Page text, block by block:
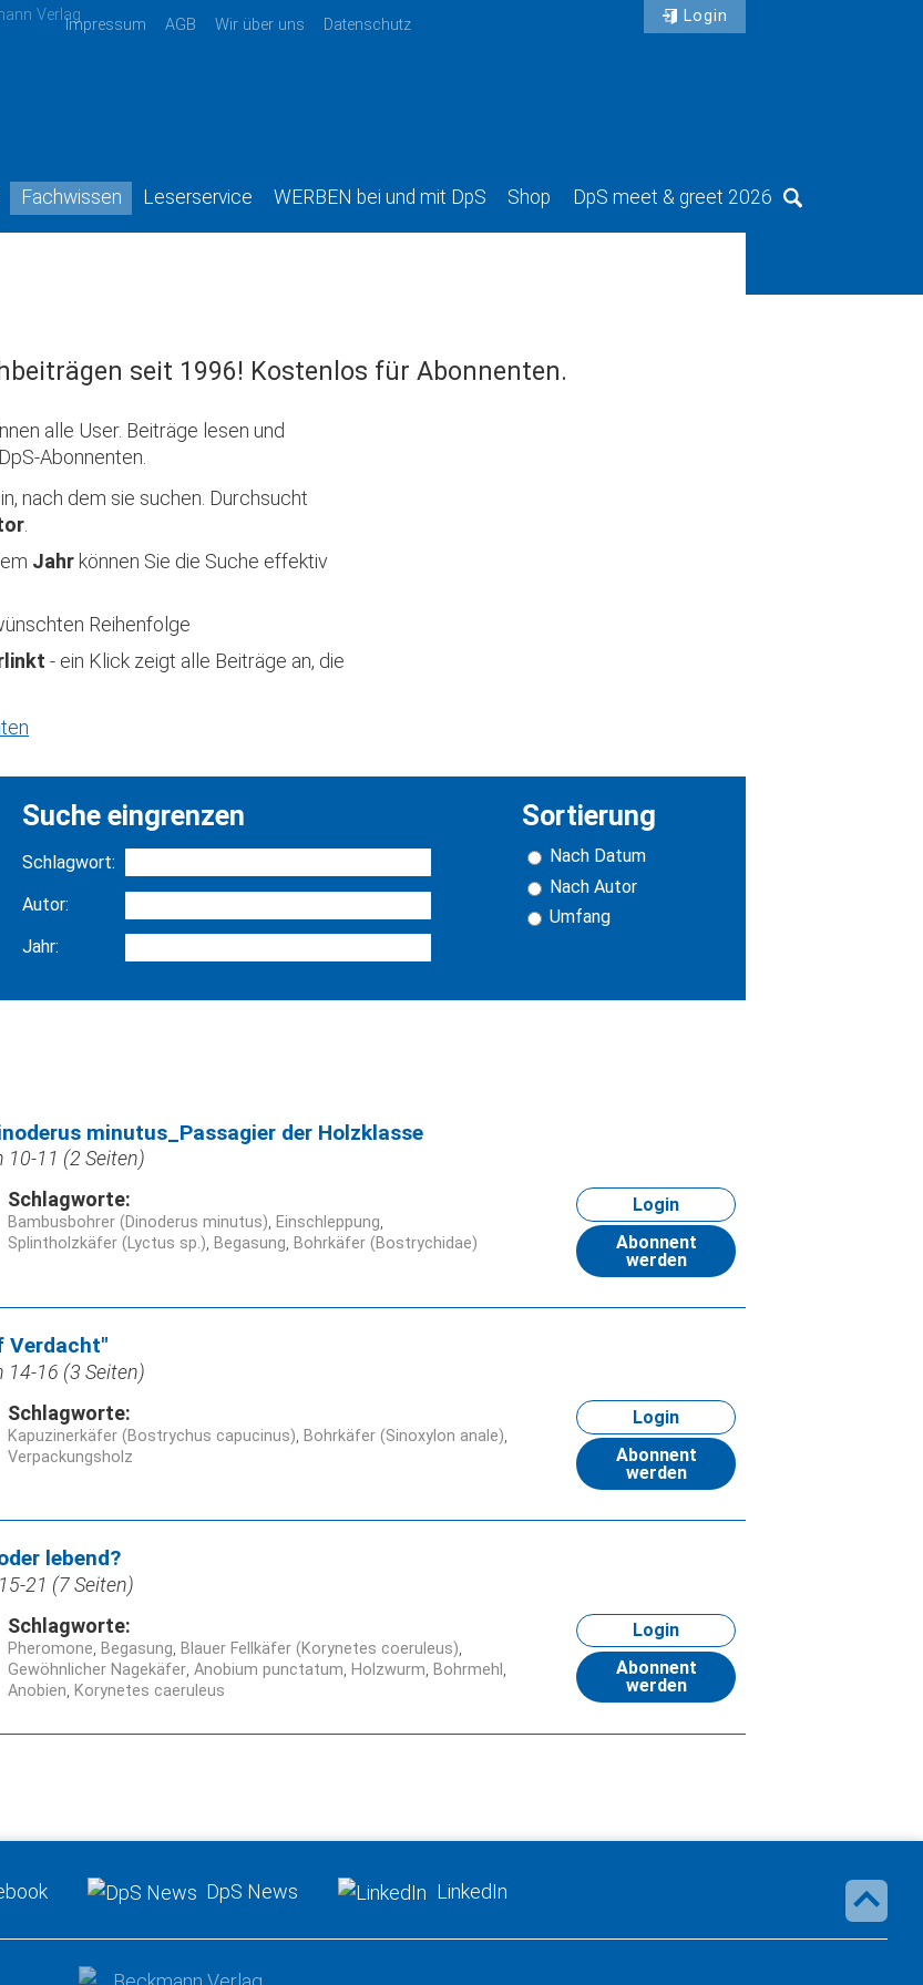
Impressum AGB Wir über uns Datenschutz Login
Fachwissen Leserservice WERBEN bei und mit DpS Shop DpS meet & greet 2026 Suche
seit 1996! Kostenlos für Abonnenten.
alle User. Beiträge lesen und
Abonnenten.
nach dem sie suchen. Durchsucht
Jahr können Sie die Suche effektiv
Reihenfolge
- ein Klick zeigt alle Beiträge an, die
Suche eingrenzen
Schlagwort:
Autor:
Jahr:
Sortierung
Nach Datum
Nach Autor
Umfang
minutus_Passagier der Holzklasse
10-11 (2 Seiten)
Schlagworte:
Bambusbohrer (Dinoderus minutus) Einschleppung
Splintholzkäfer (Lyctus sp.) Begasung Bohrkäfer (Bostrychidae)
Login
Abonnent
werden
Verdacht"
14-16 (3 Seiten)
Schlagworte:
Kapuzinerkäfer (Bostrychus capucinus) Bohrkäfer (Sinoxylon anale)
Verpackungsholz
Login
Abonnent
werden
lebend?
21 (7 Seiten)
Schlagworte:
Pheromone Begasung Blauer Fellkäfer (Korynetes coeruleus)
Gewöhnlicher Nagekäfer Anobium punctatum Holzwurm Bohrmehl
Anobien Korynetes caeruleus
Login
Abonnent
werden
DpS News LinkedIn